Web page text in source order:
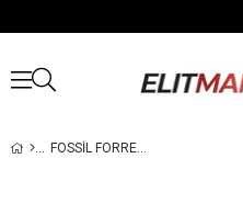
FOSSIL FORRESTER ME3180 OTOMATIK ERKEK KOL SAATI